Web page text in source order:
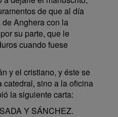
de que al día
Anghera con la
su parte, que le
cuando fuese
y el cristiano, y éste se
catedral, sino a la oficina
la siguiente carta:
Y SÁNCHEZ.